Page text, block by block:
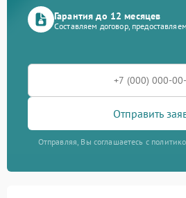
Гарантия до 12 месяцев
Составляем договор,
Отправить
Отправляя, Вы соглашаетесь с